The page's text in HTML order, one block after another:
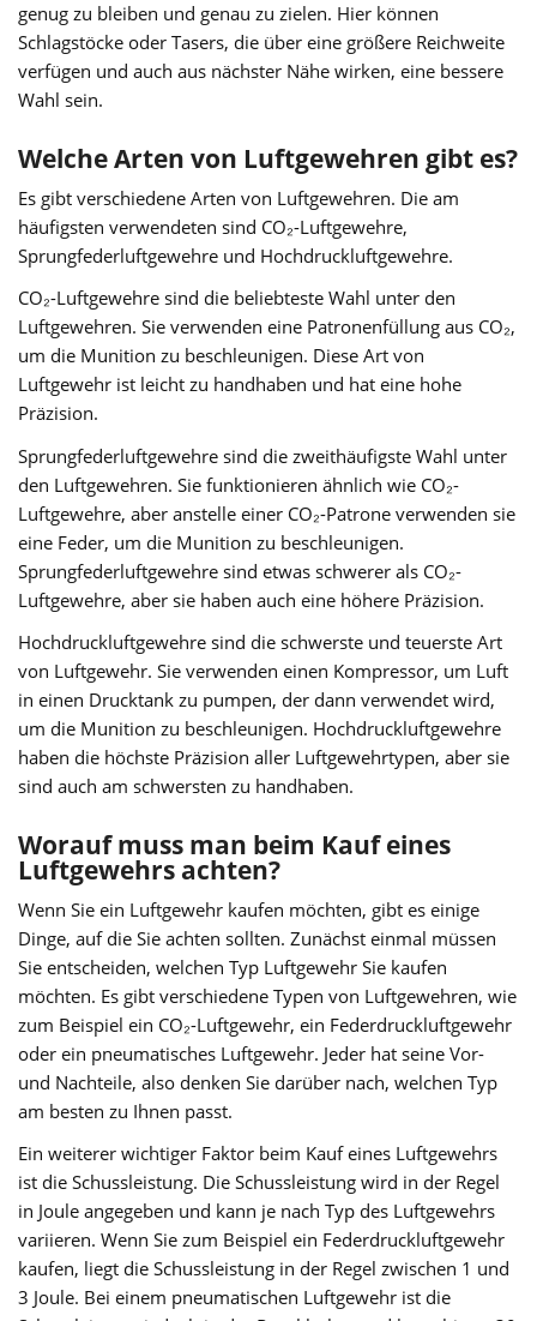
genug zu bleiben und genau zu zielen. Hier können
Schlagstöcke oder Tasers, die über eine größere Reichweite
verfügen und auch aus nächster Nähe wirken, eine bessere
Wahl sein.
Welche Arten von Luftgewehren gibt es?
Es gibt verschiedene Arten von Luftgewehren. Die am
häufigsten verwendeten sind CO₂-Luftgewehre,
Sprungfederluftgewehre und Hochdruckluftgewehre.
CO₂-Luftgewehre sind die beliebteste Wahl unter den
Luftgewehren. Sie verwenden eine Patronenfüllung aus CO₂,
um die Munition zu beschleunigen. Diese Art von
Luftgewehr ist leicht zu handhaben und hat eine hohe
Präzision.
Sprungfederluftgewehre sind die zweithäufigste Wahl unter
den Luftgewehren. Sie funktionieren ähnlich wie CO₂-
Luftgewehre, aber anstelle einer CO₂-Patrone verwenden sie
eine Feder, um die Munition zu beschleunigen.
Sprungfederluftgewehre sind etwas schwerer als CO₂-
Luftgewehre, aber sie haben auch eine höhere Präzision.
Hochdruckluftgewehre sind die schwerste und teuerste Art
von Luftgewehr. Sie verwenden einen Kompressor, um Luft
in einen Drucktank zu pumpen, der dann verwendet wird,
um die Munition zu beschleunigen. Hochdruckluftgewehre
haben die höchste Präzision aller Luftgewehrtypen, aber sie
sind auch am schwersten zu handhaben.
Worauf muss man beim Kauf eines
Luftgewehrs achten?
Wenn Sie ein Luftgewehr kaufen möchten, gibt es einige
Dinge, auf die Sie achten sollten. Zunächst einmal müssen
Sie entscheiden, welchen Typ Luftgewehr Sie kaufen
möchten. Es gibt verschiedene Typen von Luftgewehren, wie
zum Beispiel ein CO₂-Luftgewehr, ein Federdruckluftgewehr
oder ein pneumatisches Luftgewehr. Jeder hat seine Vor-
und Nachteile, also denken Sie darüber nach, welchen Typ
am besten zu Ihnen passt.
Ein weiterer wichtiger Faktor beim Kauf eines Luftgewehrs
ist die Schussleistung. Die Schussleistung wird in der Regel
in Joule angegeben und kann je nach Typ des Luftgewehrs
variieren. Wenn Sie zum Beispiel ein Federdruckluftgewehr
kaufen, liegt die Schussleistung in der Regel zwischen 1 und
3 Joule. Bei einem pneumatischen Luftgewehr ist die